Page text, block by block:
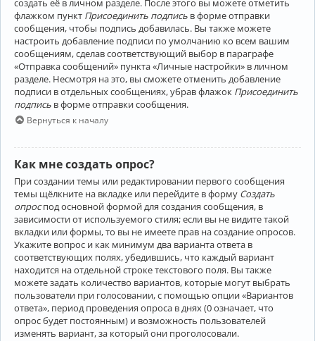
флажком пункт Присоединить подпись в форме отправки
сообщения, чтобы подпись добавилась. Вы также можете
настроить добавление подписи по умолчанию ко всем вашим
сообщениям, сделав соответствующий выбор в параграфе
«Отправка сообщений» пункта «Личные настройки» в личном
разделе. Несмотря на это, вы сможете отменить добавление
подписи в отдельных сообщениях, убрав флажок Присоединить
подпись в форме отправки сообщения.
Вернуться к началу
Как мне создать опрос?
При создании темы или редактировании первого сообщения
темы щёлкните на вкладке или перейдите в форму Создать
опроспод основной формой для создания сообщения, в
зависимости от используемого стиля; если вы не видите такой
вкладки или формы, то вы не имеете прав на создание опросов.
Укажите вопрос и как минимум два варианта ответа в
соответствующих полях, убедившись, что каждый вариант
находится на отдельной строке текстового поля. Вы также
можете задать количество вариантов, которые могут выбрать
пользователи при голосовании, с помощью опции «Вариантов
ответа», период проведения опроса в днях (0 означает, что
опрос будет постоянным) и возможность пользователей
изменять вариант, за который они проголосовали.